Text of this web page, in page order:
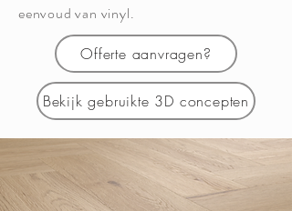
eenvoud van vinyl.
Offerte aanvragen?
Bekijk gebruikte 3D concepten